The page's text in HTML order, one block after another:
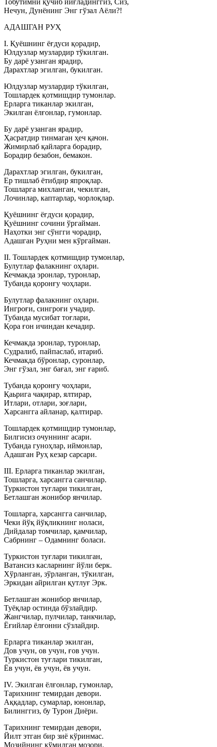
Тобутимни қучиб йиғладинггиз, Сиз,
Нечун, Дунёнинг Энг гўзал Аёли?!
АДАШГАН РУҲ
I. Қуёшнинг ёғдуси қорадир,
Юлдузлар музлардир тўкилган.
Бу дарё узанган ярадир,
Дарахтлар эгилган, букилган.
Юлдузлар музлардир тўкилган,
Тошлардек қотмишдир тумонлар.
Ерларга тиканлар экилган,
Экилган ёлғонлар, гумонлар.
Бу дарё узанган ярадир,
Ҳасратдир тинмаган ҳеч қачон.
Жимирлаб қайларга борадир,
Борадир безабон, бемакон.
Дарахтлар эгилган, букилган,
Ер тишлаб ётибдир япроқлар.
Тошларга михланган, чекилган,
Лочинлар, каптарлар, чорлоқлар.
Қуёшнинг ёғдуси қорадир,
Қуёшнинг сочини ўргайман.
Наҳотки энг сўнгги чорадир,
Адашган Руҳни мен кўргайман.
II. Тошлардек қотмишдир тумонлар,
Булутлар фалакнинг оҳлари.
Кечмакда эронлар, туронлар,
Тубанда қоронғу чоҳлари.
Булутлар фалакнинг оҳлари.
Ингроғи, сингроғи учадир.
Тубанда мусибат тоғлари,
Қора ғон ичиндан кечадир.
Кечмакда эронлар, туронлар,
Судралиб, пайпаслаб, итариб.
Кечмакда бўронлар, суронлар,
Энг гўзал, энг бағал, энг ғариб.
Тубанда қоронғу чоҳлари,
Қаьрига чақирар, ялтирар,
Итлари, отлари, зоғлари,
Харсангга айланар, қалтирар.
Тошлардек қотмишдир тумонлар,
Билгисиз очуннинг асари.
Тубанда гуноҳлар, иймонлар,
Адашган Руҳ кезар сарсари.
III. Ерларга тиканлар экилган,
Тошларга, харсангга санчилар.
Туркистон туғлари тикилган,
Бетлашган жонибор янчилар.
Тошларга, харсангга санчилар,
Чеки йўқ йўқликнинг ноласи,
Дийдалар томчилар, қамчилар,
Сабрнинг – Одамнинг боласи.
Туркистон туғлари тикилган,
Ватансиз касларнинг йўли берк.
Хўрланган, зўрланган, тўкилган,
Эркидан айрилган қутлуғ Эрк.
Бетлашган жонибор янчилар,
Туёқлар остинда бўзлайдир.
Жангчилар, пулчилар, танкчилар,
Ёғийлар ёлғонни сўзлайдир.
Ерларга тиканлар экилган,
Дов учун, ов учун, ғов учун.
Туркистон туғлари тикилган,
Ёв учун, ёв учун, ёв учун.
IV. Экилган ёлғонлар, гумонлар,
Тарихнинг темирдан девори.
Аққадлар, сумарлар, юнонлар,
Билинггиз, бу Турон Диёри.
Тарихнинг темирдан девори,
Йилт этган бир зиё кўринмас.
Мозийнинг кўмилган мозори,